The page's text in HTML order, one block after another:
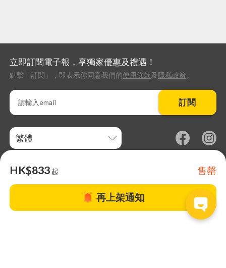
HK$833 起 售罄
再上架通知
立即訂閱電子報，享獨家優惠及禮遇！
點擊「訂閱」，即表示你同意我們的使用條款及 隱私政策。
訂閱
繁體
關於TapNow |TapNow Blog |加入成為合作夥伴|網站條款 |幫助